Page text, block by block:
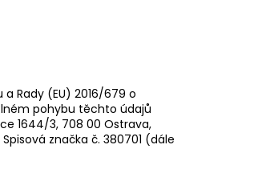
Rady (EU) 2016/679 o
pohybu těchto údajů
1644/3, 708 00 Ostrava,
značka č. 380701 (dále